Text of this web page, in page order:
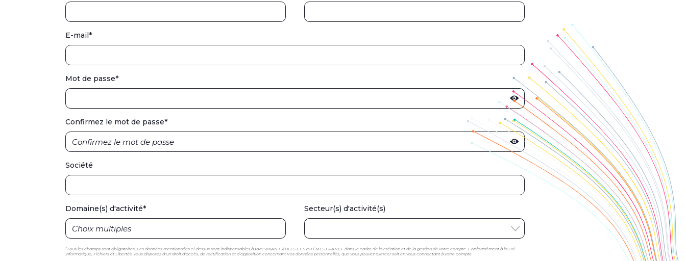
E-mail*
Mot de passe*
Confirmez le mot de passe*
Société
Domaine(s) d'activité* Secteur(s) d'activité(s)
*Tous les champs sont obligatoires. Les données mentionnées ci-dessus sont indispensables à PRYSMIAN CÂBLES ET SYSTÈMES FRANCE dans le cadre de la création et de la gestion de votre compte. Conformément à la Loi
Informatique, Fichiers et Libertés, vous disposez d'un droit d'accès, de rectification et d’opposition concernant Vos données personnelles, que vous pouvez exercer soit en vous connectant à votre compte.